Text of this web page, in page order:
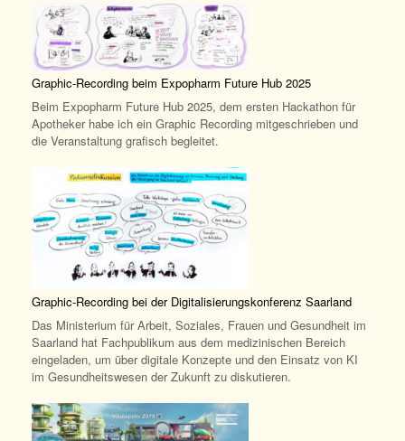
Graphic-Recording beim Expopharm Future Hub 2025
Beim Expopharm Future Hub 2025, dem ersten Hackathon für
Apotheker habe ich ein Graphic Recording mitgeschrieben und
die Veranstaltung grafisch begleitet.
Graphic-Recording bei der Digitalisierungskonferenz Saarland
Das Ministerium für Arbeit, Soziales, Frauen und Gesundheit im
Saarland hat Fachpublikum aus dem medizinischen Bereich
eingeladen, um über digitale Konzepte und den Einsatz von KI
im Gesundheitswesen der Zukunft zu diskutieren.